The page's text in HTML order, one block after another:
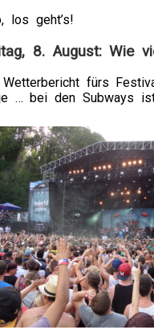
los geht’s!
8. August: Wie
Wetterbericht fürs
… bei den Subways